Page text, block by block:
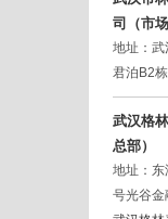
司（市场
地址：武
君泊B2
武汉格
总部）
地址：东
号光谷